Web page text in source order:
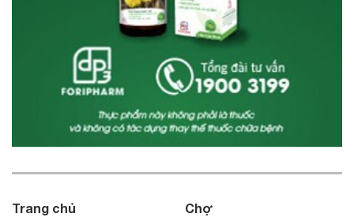
Trang chủ Chợ